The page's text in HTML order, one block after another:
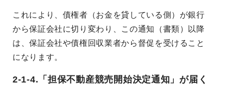
これにより、債権者（お金を貸している側）が銀行
から保証会社に切り変わり、この通知（書類）以降
は、保証会社や債権回収業者から督促を受けること
になります。
2-1-4.「担保不動産競売開始決定通知」が届く